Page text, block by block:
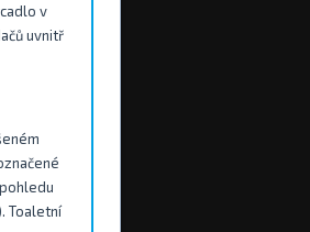
v
uvnitř
Toaletní